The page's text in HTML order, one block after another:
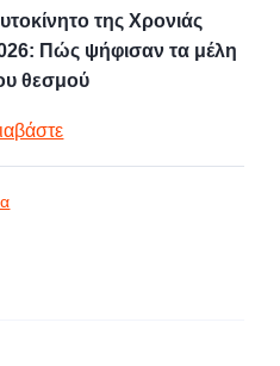
της Χρονιάς
Πώς ψήφισαν τα μέλη
θεσμού